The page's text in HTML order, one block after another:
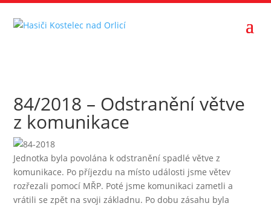
84/2018 – Odstranění větve
z komunikace
Jednotka byla povolána k odstranění spadlé větve z
komunikace. Po příjezdu na místo události jsme větev
rozřezali pomocí MŘP. Poté jsme komunikaci zametli a
vrátili se zpět na svoji základnu. Po dobu zásahu byla